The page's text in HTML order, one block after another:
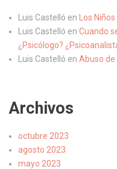
Luis Castelló en
Los
Luis Castelló en Cuando
¿Psicólogo?
Luis Castelló en Abuso
Archivos
octubre 2023
agosto 2023
mayo 2023